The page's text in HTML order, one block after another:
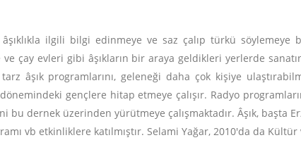
âşıklıkla ilgili bilgi edinmeye ve saz çalıp türkü söylemeye
ve çay evleri gibi âşıkların bir araya geldikleri yerlerde
âşık programlarını, geleneği daha çok kişiye
gençlere hitap etmeye çalışır. Radyo
bu dernek üzerinden yürütmeye çalışmaktadır. Âşık, başta
vb etkinliklere katılmıştır. Selami Yağar, 2010'da da